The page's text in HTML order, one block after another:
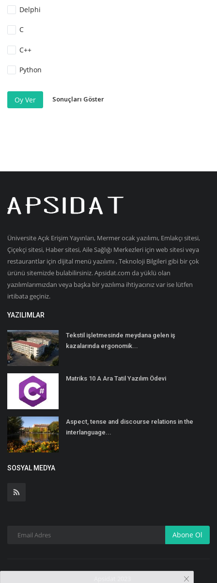
Delphi
C
C++
Python
Oy Ver Sonuçları Göster
Üniversite Açık Erişim Yayınları, Mermer ocak yazılımı, Emlakçı sitesi,
Çiçekçi sitesi, Haber sitesi, Aile Sağlığı Merkezleri için web sitesi veya
restaurantlar için dijital menü yazılımı , Teknoloji Bilgileri gibi bir çok
ürünü sitemizde bulabilirsiniz. Apsidat.com da yüklü olan
yazılımlarımızdan veya başka bir yazılıma ihtiyacınız var ise lütfen
irtibata geçiniz.
YAZILIMLAR
Tekstil işletmesinde meydana gelen iş
kazalarında ergonomik...
Matriks 10 A Ara Tatil Yazılım Ödevi
Aspect, tense and discourse relations in the
interlanguage...
SOSYAL MEDYA
Abone Ol